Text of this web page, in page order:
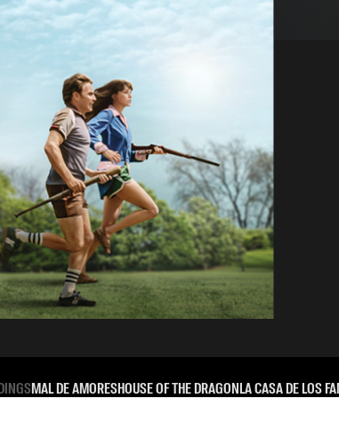
MAL DE AMORESHOUSE OF THE DRAGONLA CASA DE LOS